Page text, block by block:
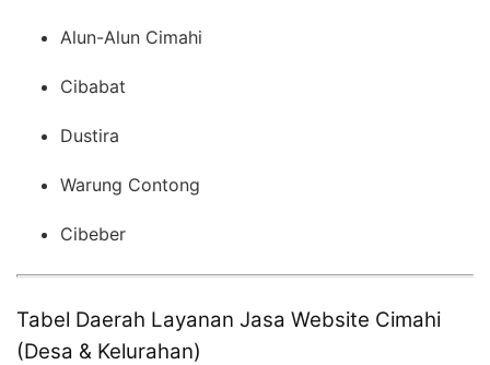
Alun-Alun Cimahi
Cibabat
Dustira
Warung Contong
Cibeber
Tabel Daerah Layanan Jasa Website Cimahi
(Desa & Kelurahan)